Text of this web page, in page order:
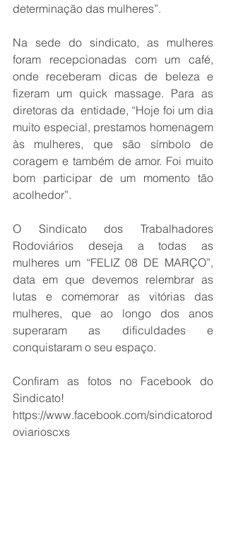
determinação das mulheres”.
Na sede do sindicato, as mulheres
foram recepcionadas com um café,
onde receberam dicas de beleza e
fizeram um quick massage. Para as
diretoras da  entidade, “Hoje foi um dia
muito especial, prestamos homenagem
às mulheres, que são símbolo de
coragem e também de amor. Foi muito
bom participar de um momento tão
acolhedor”.
O Sindicato dos Trabalhadores
Rodoviários deseja a todas as
mulheres um “FELIZ 08 DE MARÇO”,
data em que devemos relembrar as
lutas e comemorar as vitórias das
mulheres, que ao longo dos anos
superaram as dificuldades e
conquistaram o seu espaço.
Confiram as fotos no Facebook do
Sindicato!
https://www.facebook.com/sindicatorod
oviarioscxs